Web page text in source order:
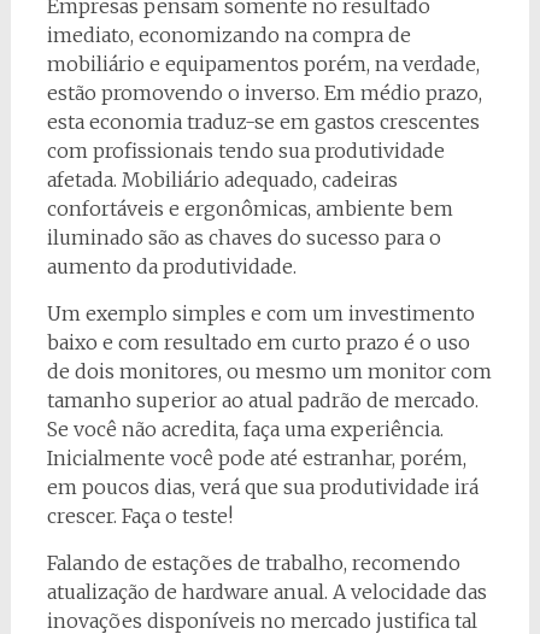
Empresas pensam somente no resultado
imediato, economizando na compra de
mobiliário e equipamentos porém, na verdade,
estão promovendo o inverso. Em médio prazo,
esta economia traduz-se em gastos crescentes
com profissionais tendo sua produtividade
afetada. Mobiliário adequado, cadeiras
confortáveis e ergonômicas, ambiente bem
iluminado são as chaves do sucesso para o
aumento da produtividade.
Um exemplo simples e com um investimento
baixo e com resultado em curto prazo é o uso
de dois monitores, ou mesmo um monitor com
tamanho superior ao atual padrão de mercado.
Se você não acredita, faça uma experiência.
Inicialmente você pode até estranhar, porém,
em poucos dias, verá que sua produtividade irá
crescer. Faça o teste!
Falando de estações de trabalho, recomendo
atualização de hardware anual. A velocidade das
inovações disponíveis no mercado justifica tal